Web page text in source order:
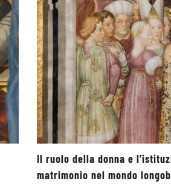
Il ruolo della donna e
matrimonio nel mondo